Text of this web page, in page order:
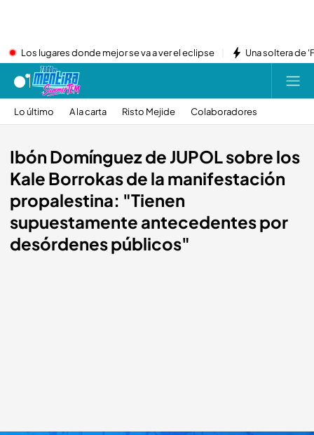
Los lugares donde mejor se va a ver el eclipse Una soltera de
Lo último A la carta Risto Mejide Colaboradores
Ibón Domínguez de JUPOL sobre los
Kale Borrokas de la manifestación
propalestina: "Tienen
supuestamente antecedentes por
desórdenes públicos"